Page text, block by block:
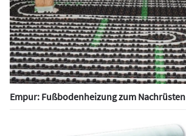
Empur: Fußbodenheizung zum Nachrüsten